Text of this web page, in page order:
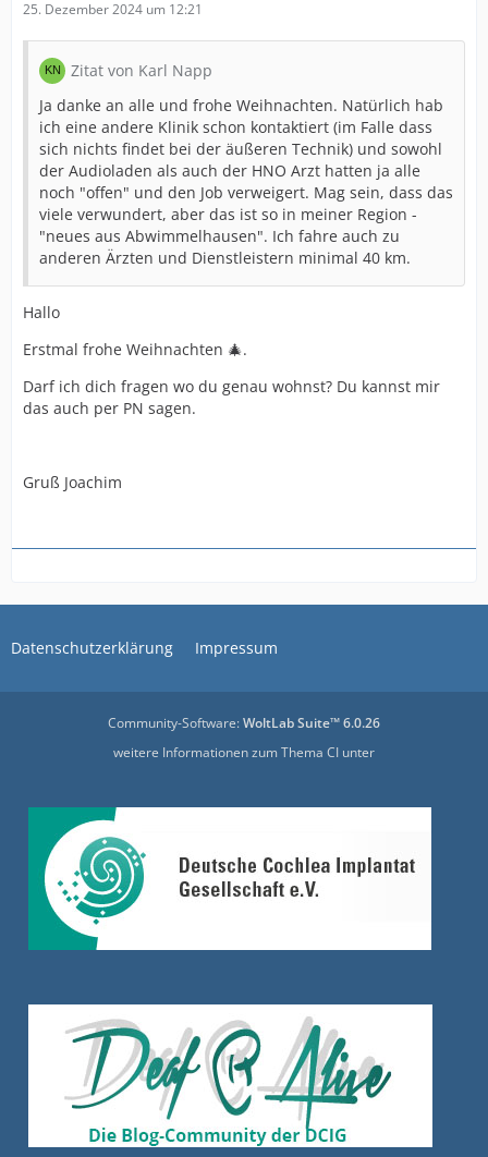
25. Dezember 2024 um 12:21
Zitat von Karl Napp
Ja danke an alle und frohe Weihnachten. Natürlich hab
ich eine andere Klinik schon kontaktiert (im Falle dass
sich nichts findet bei der äußeren Technik) und sowohl
der Audioladen als auch der HNO Arzt hatten ja alle
noch "offen" und den Job verweigert. Mag sein, dass das
viele verwundert, aber das ist so in meiner Region -
"neues aus Abwimmelhausen". Ich fahre auch zu
anderen Ärzten und Dienstleistern minimal 40 km.
Hallo
Erstmal frohe Weihnachten 🎄.
Darf ich dich fragen wo du genau wohnst? Du kannst mir
das auch per PN sagen.
Gruß Joachim
Datenschutzerklärung Impressum
Community-Software:WoltLab Suite™ 6.0.26
weitere Informationen zum Thema CI unter